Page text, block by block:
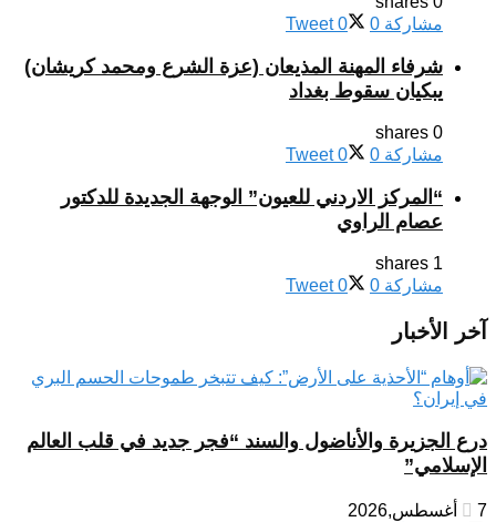
مشاركة 0
Tweet 0
شرفاء المهنة المذيعان (عزة الشرع ومحمد كريشان)
يبكيان سقوط بغداد
0 shares
مشاركة 0
Tweet 0
“المركز الاردني للعيون” الوجهة الجديدة للدكتور
عصام الراوي
1 shares
مشاركة 0
Tweet 0
آخر الأخبار
درع الجزيرة والأناضول والسند “فجر جديد في قلب العالم
الإسلامي”
7 أغسطس,2026